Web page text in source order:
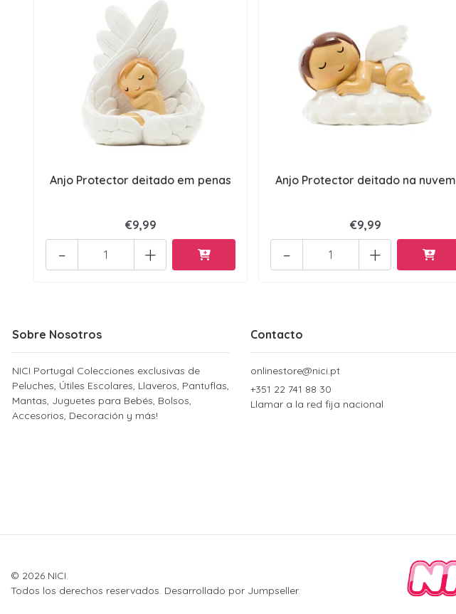
Anjo Protector deitado em penas
€9,99
+
-
Anjo Protector deitado na nuvem
€9,99
+
-
Sobre Nosotros
NICI Portugal Colecciones exclusivas de
Peluches, Útiles Escolares, Llaveros, Pantuflas,
Mantas, Juguetes para Bebés, Bolsos,
Accesorios, Decoración y más!
Contacto
onlinestore@nici.pt
+351 22 741 88 30
Llamar a la red fija nacional
© 2026 NICI.
Todos los derechos reservados. Desarrollado por Jumpseller.